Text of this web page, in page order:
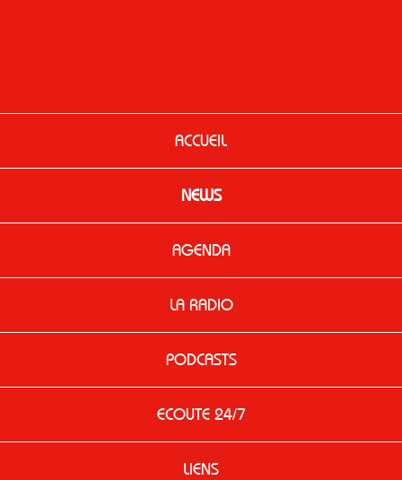
ACCUEIL
NEWS
AGENDA
LA RADIO
PODCASTS
ECOUTE 24/7
LIENS